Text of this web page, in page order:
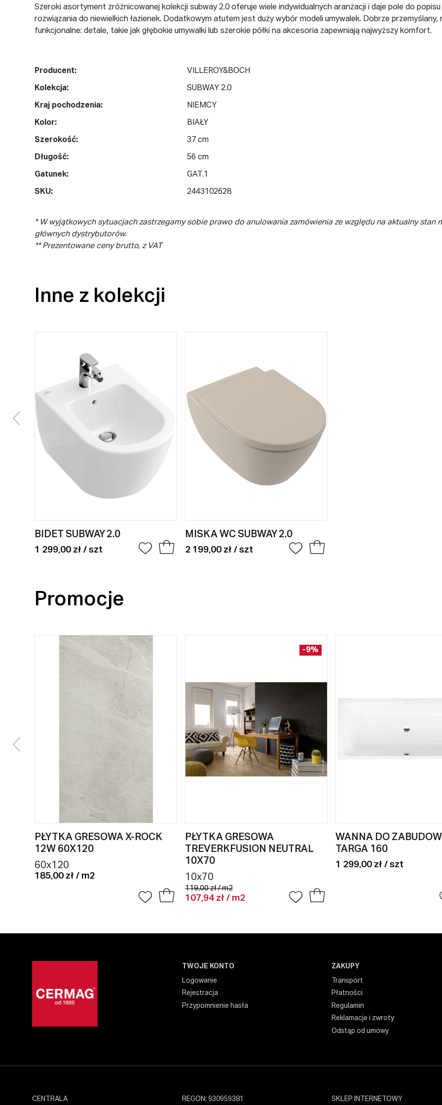
Szeroki asortyment zróżnicowanej kolekcji subway 2.0 oferuje wiele indywidualnych aranżacji i daje pole do
rozwiązania do niewielkich łazienek. Dodatkowym atutem jest duży wybór modeli umywalek. Dobrze
funkcjonalne: detale, takie jak głębokie umywalki lub szerokie półki na akcesoria zapewniają najwyższy komfort.
Producent: VILLEROY&BOCH
Kolekcja: SUBWAY 2.0
Kraj pochodzenia: NIEMCY
Kolor: BIAŁY
Szerokość: 37 cm
Długość: 56 cm
Gatunek: GAT.1
SKU: 2443102628
* W wyjątkowych sytuacjach zastrzegamy sobie prawo do anulowania zamówienia ze względu na aktualny
głównych dystrybutorów.
** Prezentowane ceny brutto, z VAT
Inne z kolekcji
BIDET SUBWAY 2.0
1 299,00 zł / szt
MISKA WC SUBWAY 2.0
2 199,00 zł / szt
Promocje
PŁYTKA GRESOWA X-ROCK
12W 60X120
60x120
185,00 zł / m2
PŁYTKA GRESOWA
TREVERKFUSION NEUTRAL
10X70
10x70
119,00 zł / m2
107,94 zł / m2
-9%
WANNA DO
TARGA 160
1 299,00 zł / szt
TWOJE KONTO
Logowanie
Rejestracja
Przypomnienie hasła
ZAKUPY
Transport
Płatności
Regulamin
Reklamacje i zwroty
Odstąp od umowy
CENTRALA REGON: 930959381 SKLEP INTERNETOWY